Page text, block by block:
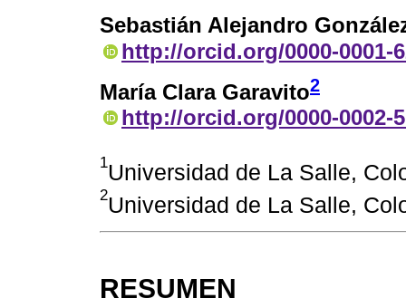
Sebastián Alejandro
http://orcid.org/0000-0001-
María Clara Garavito2
http://orcid.org/0000-0002-
1Universidad de La Salle,
2Universidad de La Salle,
RESUMEN